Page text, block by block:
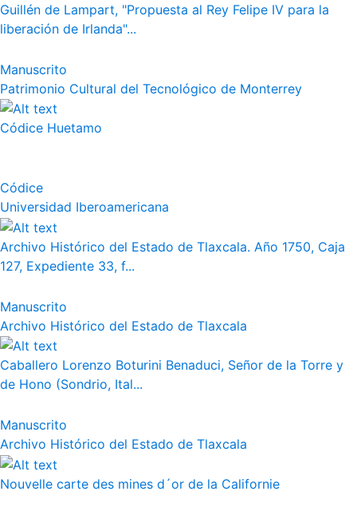
Guillén de Lampart, "Propuesta al Rey Felipe IV para la
liberación de Irlanda"...
Manuscrito
Patrimonio Cultural del Tecnológico de Monterrey
Códice Huetamo
Códice
Universidad Iberoamericana
Archivo Histórico del Estado de Tlaxcala. Año 1750, Caja
127, Expediente 33, f...
Manuscrito
Archivo Histórico del Estado de Tlaxcala
Caballero Lorenzo Boturini Benaduci, Señor de la Torre y
de Hono (Sondrio, Ital...
Manuscrito
Archivo Histórico del Estado de Tlaxcala
Nouvelle carte des mines d´or de la Californie